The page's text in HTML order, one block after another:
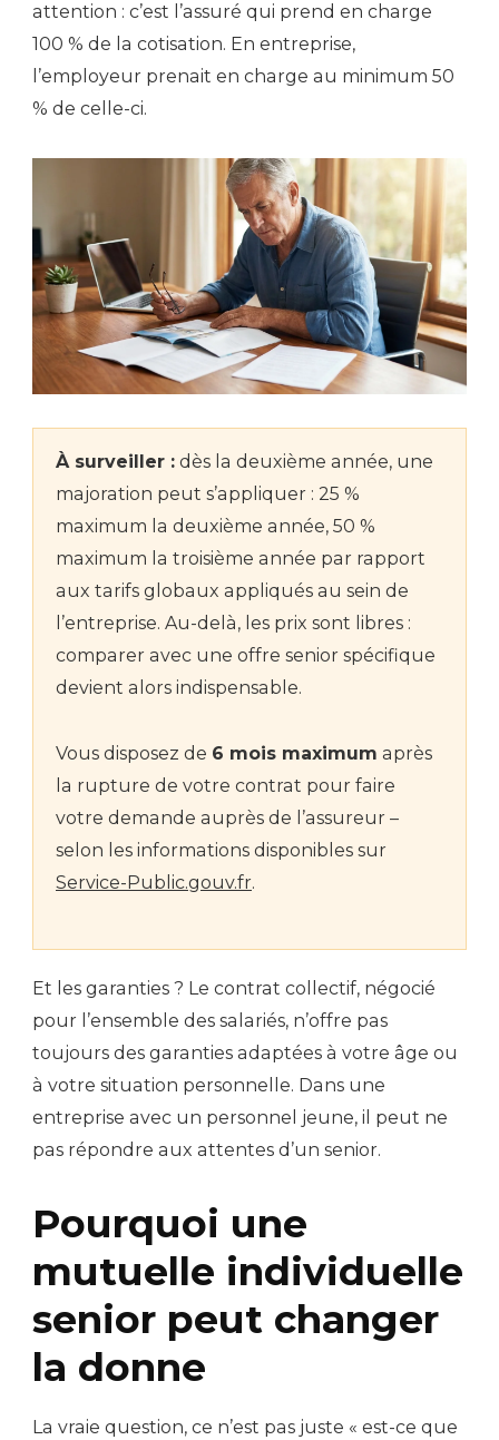
attention : c’est l’assuré qui prend en charge
100 % de la cotisation. En entreprise,
l’employeur prenait en charge au minimum 50
% de celle-ci.
À surveiller : dès la deuxième année, une
majoration peut s’appliquer : 25 %
maximum la deuxième année, 50 %
maximum la troisième année par rapport
aux tarifs globaux appliqués au sein de
l’entreprise. Au-delà, les prix sont libres :
comparer avec une offre senior spécifique
devient alors indispensable.
Vous disposez de 6 mois maximum après
la rupture de votre contrat pour faire
votre demande auprès de l’assureur –
selon les informations disponibles sur
Service-Public.gouv.fr.
Et les garanties ? Le contrat collectif, négocié
pour l’ensemble des salariés, n’offre pas
toujours des garanties adaptées à votre âge ou
à votre situation personnelle. Dans une
entreprise avec un personnel jeune, il peut ne
pas répondre aux attentes d’un senior.
Pourquoi une
mutuelle individuelle
senior peut changer
la donne
La vraie question, ce n’est pas juste « est-ce que